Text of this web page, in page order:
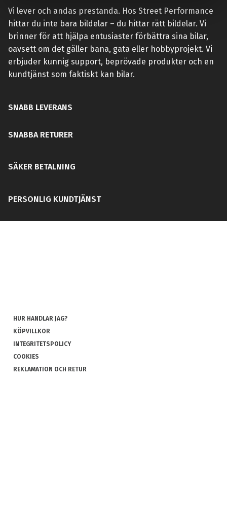
Vi lever och andas prestanda. Hos Street Performance
hittar du inte bara bildelar – du hittar rätt bildelar. Vi
brinner för att hjälpa entusiaster förbättra sina bilar,
oavsett om det gäller bana, gata eller hobbyprojekt. Vi
erbjuder kunnig support, beprövade produkter och en
kundtjänst som faktiskt kan bilar.
SNABB LEVERANS
SNABBA RETURER
SÄKER BETALNING
PERSONLIG KUNDTJÄNST
HUR HANDLAR JAG?
KÖPVILLKOR
INTEGRITETSPOLICY
COOKIES
REKLAMATION OCH RETUR